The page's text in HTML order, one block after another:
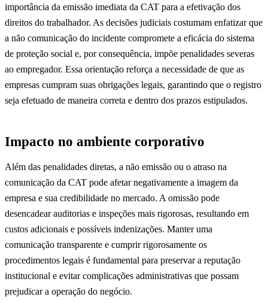
importância da emissão imediata da CAT para a efetivação dos
direitos do trabalhador. As decisões judiciais costumam enfatizar que
a não comunicação do incidente compromete a eficácia do sistema
de proteção social e, por consequência, impõe penalidades severas
ao empregador. Essa orientação reforça a necessidade de que as
empresas cumpram suas obrigações legais, garantindo que o registro
seja efetuado de maneira correta e dentro dos prazos estipulados.
Impacto no ambiente corporativo
Além das penalidades diretas, a não emissão ou o atraso na
comunicação da CAT pode afetar negativamente a imagem da
empresa e sua credibilidade no mercado. A omissão pode
desencadear auditorias e inspeções mais rigorosas, resultando em
custos adicionais e possíveis indenizações. Manter uma
comunicação transparente e cumprir rigorosamente os
procedimentos legais é fundamental para preservar a reputação
institucional e evitar complicações administrativas que possam
prejudicar a operação do negócio.